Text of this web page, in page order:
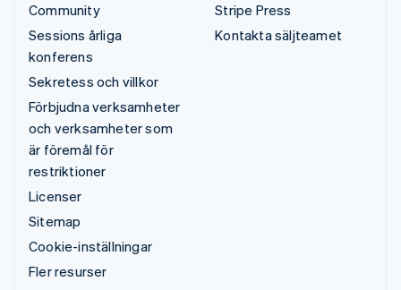
Community
Sessions årliga
konferens
Sekretess och villkor
Förbjudna verksamheter
och verksamheter som
är föremål för
restriktioner
Licenser
Sitemap
Cookie-inställningar
Fler resurser
Stripe Press
Kontakta säljteamet